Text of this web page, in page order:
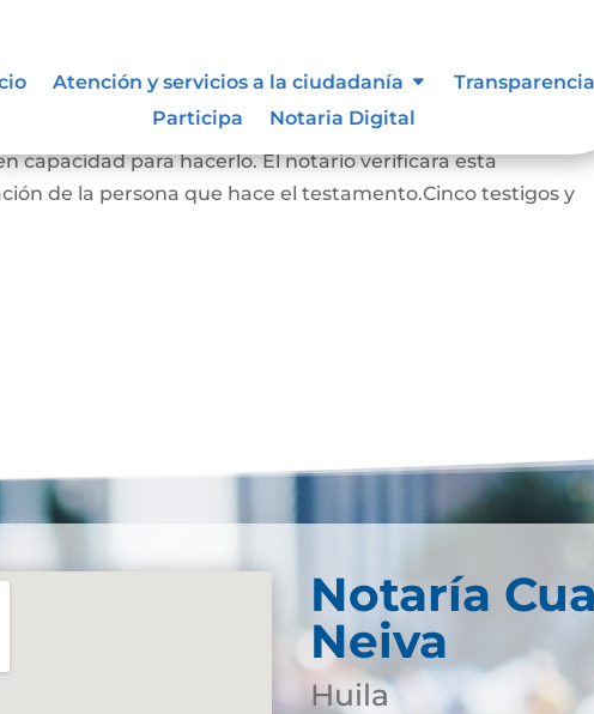
Atención y servicios a la ciudadanía
Transparencia
Participa
Notaria Digital
CERRADO: La persona que hace este testamento debe ser
capacidad para hacerlo. El notario verificara esta
de la persona que hace el testamento.Cinco testigos y
Notaría
Neiva
Huila